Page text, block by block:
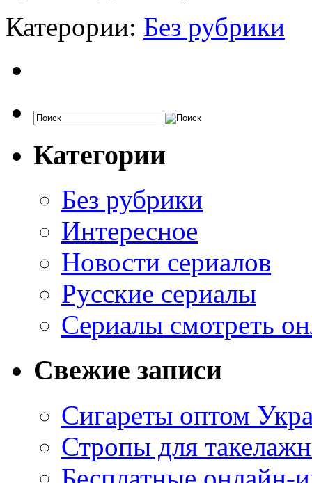
Катерории: Без рубрики
Категории
Без рубрики
Интересное
Новости сериалов
Русские сериалы
Сериалы смотреть
Свежие записи
Сигареты оптом
Стропы для